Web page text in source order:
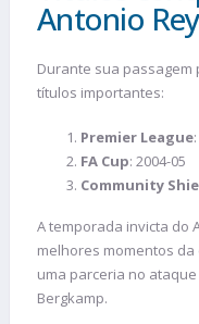
Antonio
Durante sua passagem
títulos importantes:
Premier League
FA Cup: 2004-05
Community
A temporada invicta do
melhores momentos da
uma parceria no
Bergkamp.